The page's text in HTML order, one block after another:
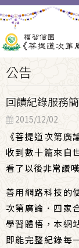
公告
回饋紀錄服務
2015/12/02
《菩提道次第
收到數十篇來自
看了以後非常讚
善用網路科技的
次第廣論．四家
學習體悟，本網
即能完整紀錄每